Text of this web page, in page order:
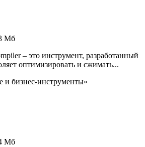
Мб
– это инструмент, разработанный
оптимизировать и сжимать...
бизнес-инструменты»
Мб